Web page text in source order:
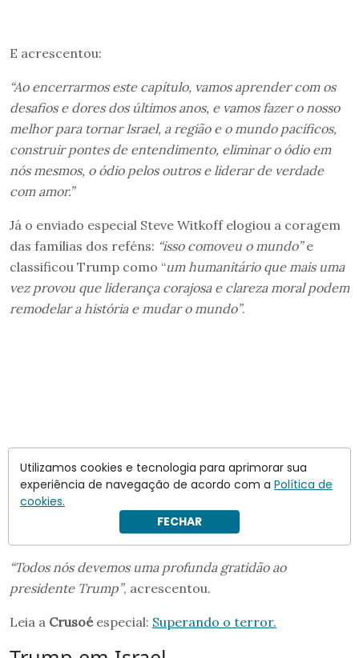
E acrescentou:
“Ao encerrarmos este capítulo, vamos aprender com os
desafios e dores dos últimos anos, e vamos fazer o nosso
melhor para tornar Israel, a região e o mundo pacíficos,
construir pontes de entendimento, eliminar o ódio em
nós mesmos, o ódio pelos outros e liderar de verdade
com amor.”
Já o enviado especial Steve Witkoff elogiou a coragem
das famílias dos reféns: “isso comoveu o mundo”e
classificou Trump como “um humanitário que mais uma
vez provou que liderança corajosa e clareza moral podem
remodelar a história e mudar o mundo”.
“Todos nós devemos uma profunda gratidão ao
presidente Trump”, acrescentou.
Leia a Crusoé especial: Superando o terror.
Utilizamos cookies e tecnologia para aprimorar sua
experiência de navegação de acordo com a Política de
cookies.
FECHAR